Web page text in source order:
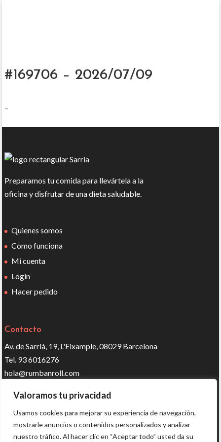
Valoramos tu privacidad
Usamos cookies para mejorar su experiencia de navegación,
mostrarle anuncios o contenidos personalizados y analizar
nuestro tráfico. Al hacer clic en “Aceptar todo” usted da su
#169706 – 2026/07/09
–
Preparamos tu comida para llevártela a la
oficina y disfrutar de una dieta saludable.
Quienes somos
Como funciona
Mi cuenta
Login
Hacer pedido
Contacto
Av. de Sarrià, 19, L'Eixample, 08029 Barcelona
Tel. 93 6016276
hola@rumbanroll.com
Síguenos en redes